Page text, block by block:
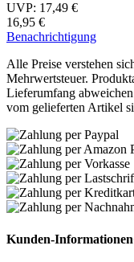
UVP: 17,49 €
16,95 €
Benachrichtigung
Alle Preise verstehen
Mehrwertsteuer.
Lieferumfang
vom gelieferten Artikel
Kunden-Informationen